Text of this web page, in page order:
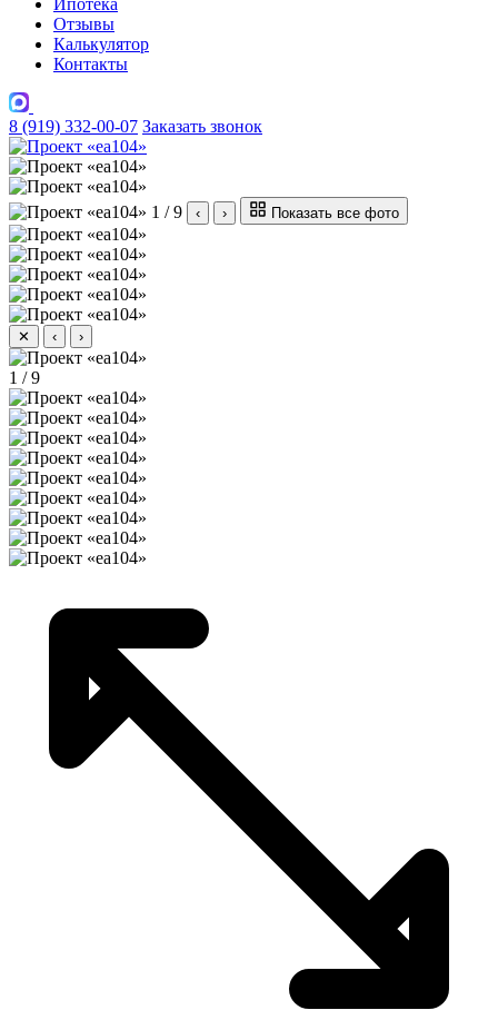
Ипотека
Отзывы
Калькулятор
Контакты
8 (919) 332-00-07 Заказать звонок
1 / 9 ‹ › Показать все фото
✕ ‹ ›
1 / 9